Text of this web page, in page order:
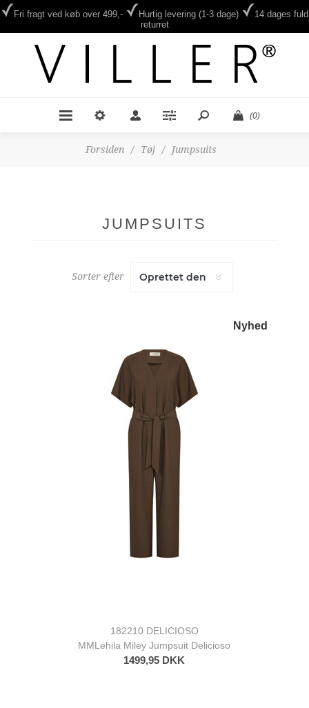
Fri fragt ved køb over 499,- Hurtig levering (1-3 dage)
14 dages fuld
returret
(0)
Forsiden / Tøj / Jumpsuits
JUMPSUITS
Sorter efter
Nyhed
182210 DELICIOSO
MMLehila Miley Jumpsuit Delicioso
1499,95 DKK